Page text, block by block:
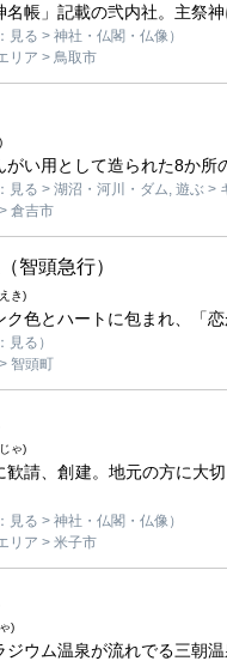
名帳」記載の弐内社。主祭
見る > 神社・仏閣・仏像）
リア > 鳥取市
がい用として造られた8か所
見る > 湖沼・河川・ダム, 遊ぶ >
倉吉市
智頭急行）
き)
ク色とハートに包まれ、「
見る）
智頭町
ゃ)
歓請、創建。地元の方に大
見る > 神社・仏閣・仏像）
リア > 米子市
)
ジウム温泉が流れでる三朝温